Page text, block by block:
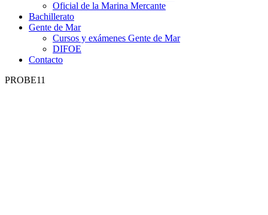
Oficial de la Marina Mercante
Bachillerato
Gente de Mar
Cursos y exámenes Gente de Mar
DIFOE
Contacto